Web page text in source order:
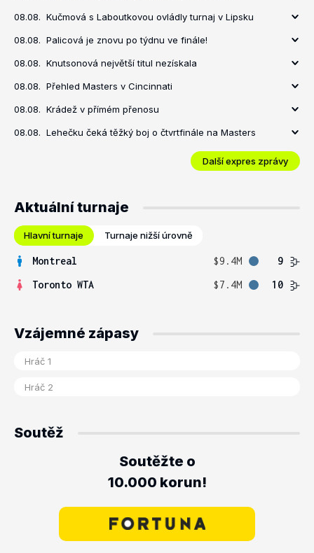
08.08. Kučmová s Laboutkovou ovládly turnaj v Lipsku
08.08. Palicová je znovu po týdnu ve finále!
08.08. Knutsonová největší titul nezískala
08.08. Přehled Masters v Cincinnati
08.08. Krádež v přímém přenosu
08.08. Lehečku čeká těžký boj o čtvrtfinále na Masters
Další expres zprávy
Aktuální turnaje
Hlavní turnaje Turnaje nižší úrovně
Montreal $9.4M
9
Toronto WTA
$7.4M 10
Vzájemné zápasy
Soutěž
Soutěžte o
10.000 korun!